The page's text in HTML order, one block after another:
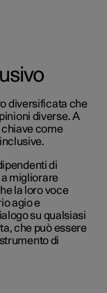
diversificata che
diverse. A
come
di
migliorare
la loro voce
agio e
su qualsiasi
che può essere
di